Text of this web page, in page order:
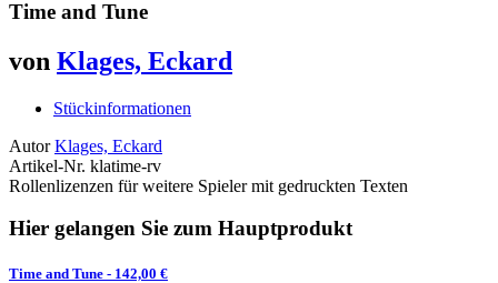
Time and Tune
von Klages, Eckard
Stückinformationen
Autor Klages, Eckard
Artikel-Nr. klatime-rv
Rollenlizenzen für weitere Spieler mit gedruckten Texten
Hier gelangen Sie zum Hauptprodukt
Time and Tune - 142,00 €